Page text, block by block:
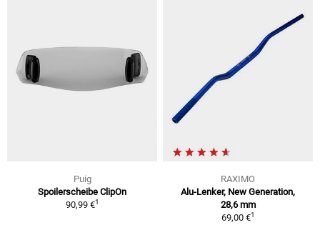
Puig
Spoilerscheibe ClipOn
90,99 €1
RAXIMO
Alu-Lenker, New Generation,
28,6 mm
69,00 €1